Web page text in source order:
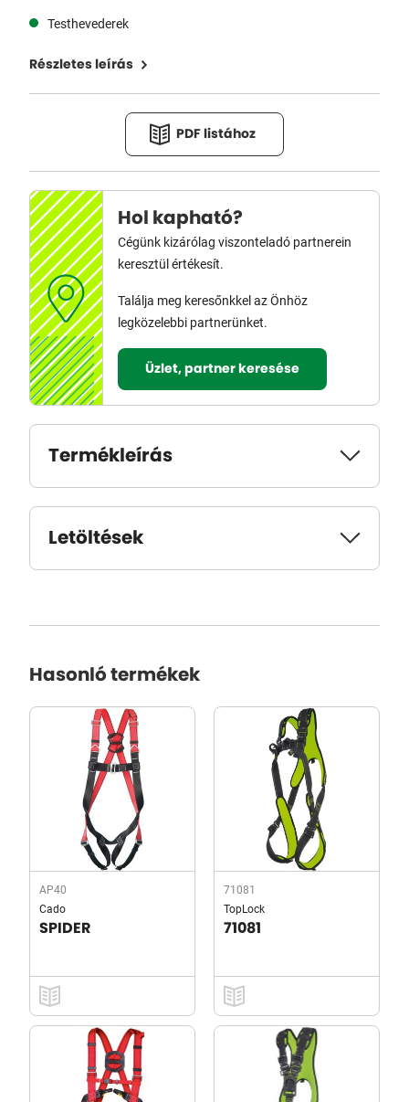
Testhevederek
Részletes leírás
PDF listához
Hol kapható?
Cégünk kizárólag viszonteladó partnerein
keresztül értékesít.
Találja meg keresőnkkel az Önhöz
legközelebbi partnerünket.
Üzlet, partner keresése
Termékleírás
Letöltések
Hasonló termékek
AP40
Cado
SPIDER
71081
TopLock
71081